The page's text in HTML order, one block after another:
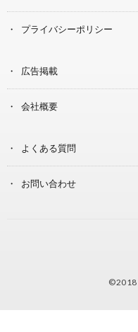
プライバシーポリシー
広告掲載
会社概要
よくある質問
お問い合わせ
©2018